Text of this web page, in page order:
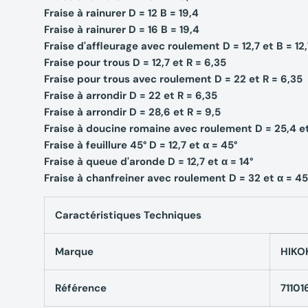
Fraise à rainurer D = 12 B = 19,4
Fraise à rainurer D = 16 B = 19,4
Fraise d'affleurage avec roulement D = 12,7 et B =
Fraise pour trous D = 12,7 et R = 6,35
Fraise pour trous avec roulement D = 22 et R = 6,35
Fraise à arrondir D = 22 et R = 6,35
Fraise à arrondir D = 28,6 et R = 9,5
Fraise à doucine romaine avec roulement D = 25,4
Fraise à feuillure 45° D = 12,7 et α = 45°
Fraise à queue d'aronde D = 12,7 et α = 14°
Fraise à chanfreiner avec roulement D = 32 et α =
Caractéristiques Techniques
Marque
Référence